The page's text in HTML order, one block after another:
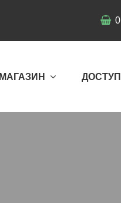
0
МАГАЗИН ДОСТУП